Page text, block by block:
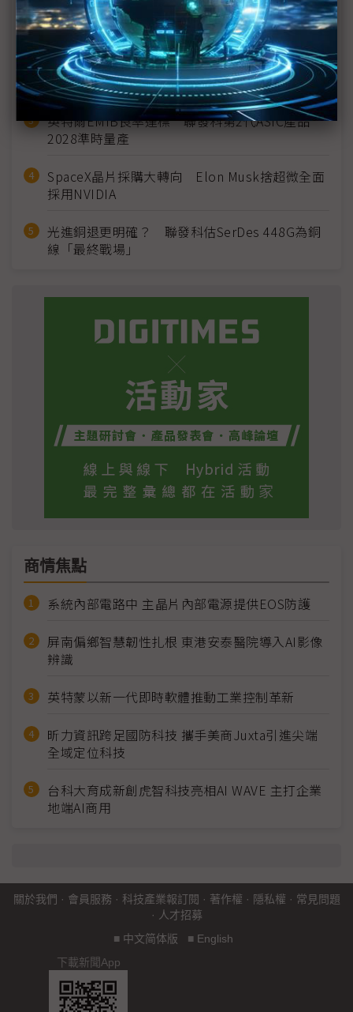
MLCC訂單過熱、出貨比創高 村田示警全球AI基
建熱潮將趨緩
2027全年記憶體產能提前售罄 買家「祕而不
宣」只怕買不夠
英特爾EMIB良率達標 聯發科第2代ASIC產品
2028準時量產
SpaceX晶片採購大轉向 Elon Musk捨超微全面
採用NVIDIA
光進銅退更明確？ 聯發科估SerDes 448G為銅
線「最終戰場」
商情焦點
系統內部電路中 主晶片內部電源提供EOS防護
屏南偏鄉智慧韌性扎根 東港安泰醫院導入AI影像
辨識
英特蒙以新一代即時軟體推動工業控制革新
昕力資訊跨足國防科技 攜手美商Juxta引進尖端
全域定位科技
台科大育成新創虎智科技亮相AI WAVE 主打企業
地端AI商用
關於我們 · 會員服務 · 科技產業報訂閱 · 著作權 · 隱私權 · 常見問題
· 人才招募
■ 中文简体版 ■ English
下載新聞App